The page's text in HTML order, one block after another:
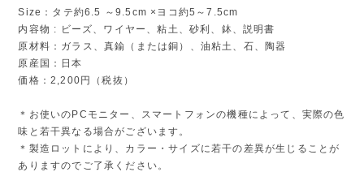
Size：タテ約6.5 ～9.5cm ×ヨコ約5～7.5cm
内容物 : ビーズ、ワイヤー、粘土、砂利、鉢、説明書
原材料：ガラス、真鍮（または銅）、油粘土、石、陶器
原産国：日本
価格：2,200円（税抜）
＊お使いのPCモニター、スマートフォンの機種によって、実際の色
味と若干異なる場合がございます。
＊製造ロットにより、カラー・サイズに若干の差異が生じることが
ありますのでご了承ください。